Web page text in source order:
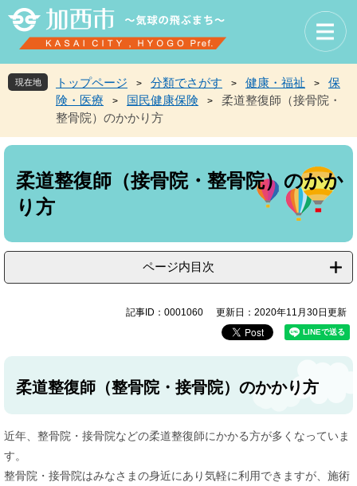
先
頭
を
飛
現在地 トップページ > 分類でさがす > 健康・福祉 >
保
険・医療
> 国民健康保険 >
柔道整復師（接骨院・
整骨院）のかかり方
本
柔道整復師（接骨院・整骨院）のかか
り方
ページ内目次
記事ID：0001060 更新日：2020年11月30日更新
柔道整復師（整骨院・接骨院）のかかり方
近年、整骨院・接骨院などの柔道整復師にかかる方が多くなっていま
す。
整骨院・接骨院はみなさまの身近にあり気軽に利用できますが、施術